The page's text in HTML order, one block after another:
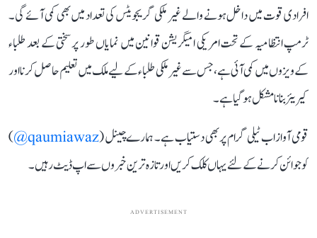
افرادی قوت میں داخل ہونے والے غیر ملکی گریجویٹس کی تعداد میں بھی کمی آئے گی۔
ٹرمپ انتظامیہ کے تحت امریکی امیگریشن قوانین میں نمایاں طور پر سختی کے بعد طلباء
کے ویزوں میں کمی آئی ہے، جس سے غیر ملکی طلباء کے لیے ملک میں تعلیم حاصل کرنا اور
کیریئر بنانا مشکل ہو گیا ہے۔
قومی آواز اب ٹیلی گرام پر بھی دستیاب ہے۔ ہمارے چینل (qaumiawaz@
)
کو جوائن کرنے کے لئے یہاں کلک کریں اور تازہ ترین خبروں سے اپ ڈیٹ رہیں۔
ADVERTISEMENT